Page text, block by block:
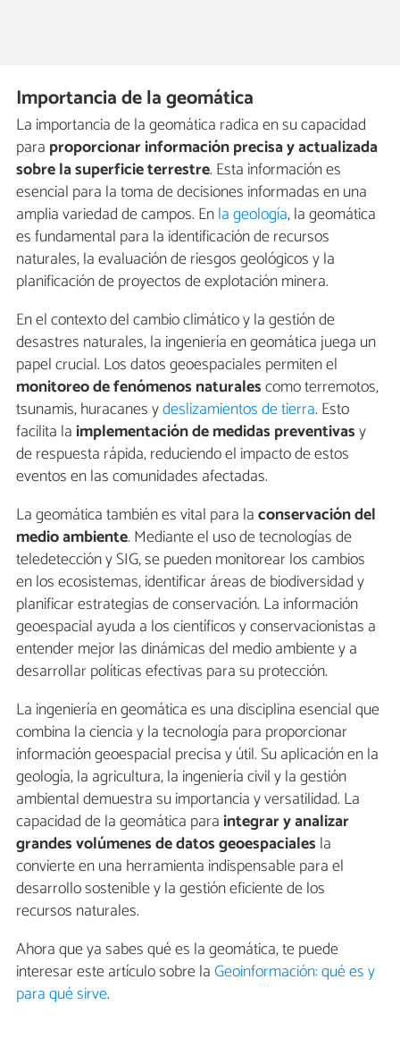
Importancia de la geomática
La importancia de la geomática radica en su capacidad
para proporcionar información precisa y actualizada
sobre la superficie terrestre. Esta información es
esencial para la toma de decisiones informadas en una
amplia variedad de campos. Enla geología, la geomática
es fundamental para la identificación de recursos
naturales, la evaluación de riesgos geológicos y la
planificación de proyectos de explotación minera.
En el contexto del cambio climático y la gestión de
desastres naturales, la ingeniería en geomática juega un
papel crucial. Los datos geoespaciales permiten el
monitoreo de fenómenos naturalescomo terremotos,
tsunamis, huracanes ydeslizamientos de tierra. Esto
facilita la implementación de medidas preventivasy
de respuesta rápida, reduciendo el impacto de estos
eventos en las comunidades afectadas.
La geomática también es vital para laconservación del
medio ambiente. Mediante el uso de tecnologías de
teledetección y SIG, se pueden monitorear los cambios
en los ecosistemas, identificar áreas de biodiversidad y
planificar estrategias de conservación. La información
geoespacial ayuda a los científicos y conservacionistas a
entender mejor las dinámicas del medio ambiente y a
desarrollar políticas efectivas para su protección.
La ingeniería en geomática es una disciplina esencial que
combina la ciencia y la tecnología para proporcionar
información geoespacial precisa y útil. Su aplicación en la
geología, la agricultura, la ingeniería civil y la gestión
ambiental demuestra su importancia y versatilidad. La
capacidad de la geomática para integrar y analizar
grandes volúmenes de datos geoespaciales la
convierte en una herramienta indispensable para el
desarrollo sostenible y la gestión eficiente de los
recursos naturales.
Ahora que ya sabes qué es la geomática, te puede
interesar este artículo sobre laGeoinformación: qué es y
para qué sirve.